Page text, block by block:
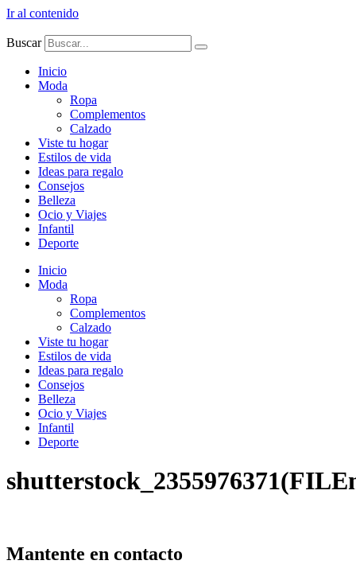
Ir al contenido
Buscar
Inicio
Moda
Ropa
Complementos
Calzado
Viste tu hogar
Estilos de vida
Ideas para regalo
Consejos
Belleza
Ocio y Viajes
Infantil
Deporte
Inicio
Moda
Ropa
Complementos
Calzado
Viste tu hogar
Estilos de vida
Ideas para regalo
Consejos
Belleza
Ocio y Viajes
Infantil
Deporte
Mantente en contacto